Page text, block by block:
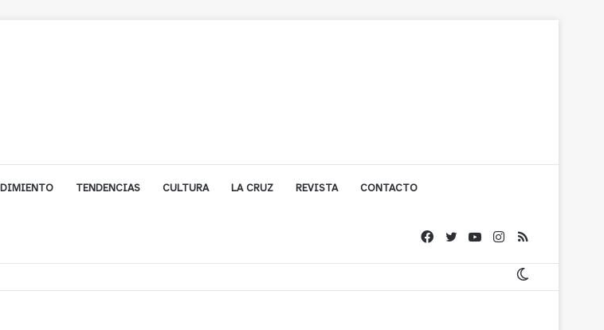
TENDENCIAS CULTURA LA CRUZ REVISTA CONTACTO
claves para decidir en medio del alto desempleo